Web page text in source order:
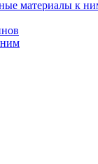
материалы к